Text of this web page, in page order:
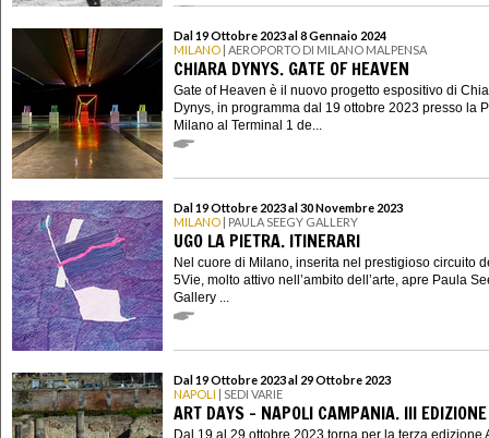
Dal 19 Ottobre 2023 al 8 Gennaio 2024
MILANO | AEROPORTO DI MILANO MALPENSA
CHIARA DYNYS. GATE OF HEAVEN
Gate of Heaven è il nuovo progetto espositivo di
Dynys, in programma dal 19 ottobre 2023 presso la
Milano al Terminal 1 de...
Dal 19 Ottobre 2023 al 30 Novembre 2023
MILANO | PAULA SEEGY GALLERY
UGO LA PIETRA. ITINERARI
Nel cuore di Milano, inserita nel prestigioso circuito
5Vie, molto attivo nell’ambito dell’arte, apre Paula
Gallery ...
Dal 19 Ottobre 2023 al 29 Ottobre 2023
NAPOLI | SEDI VARIE
ART DAYS - NAPOLI CAMPANIA. III EDIZIONE
Dal 19 al 29 ottobre 2023 torna per la terza edizione